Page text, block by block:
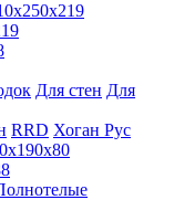
Для стен Для
RRD Хоган Рус